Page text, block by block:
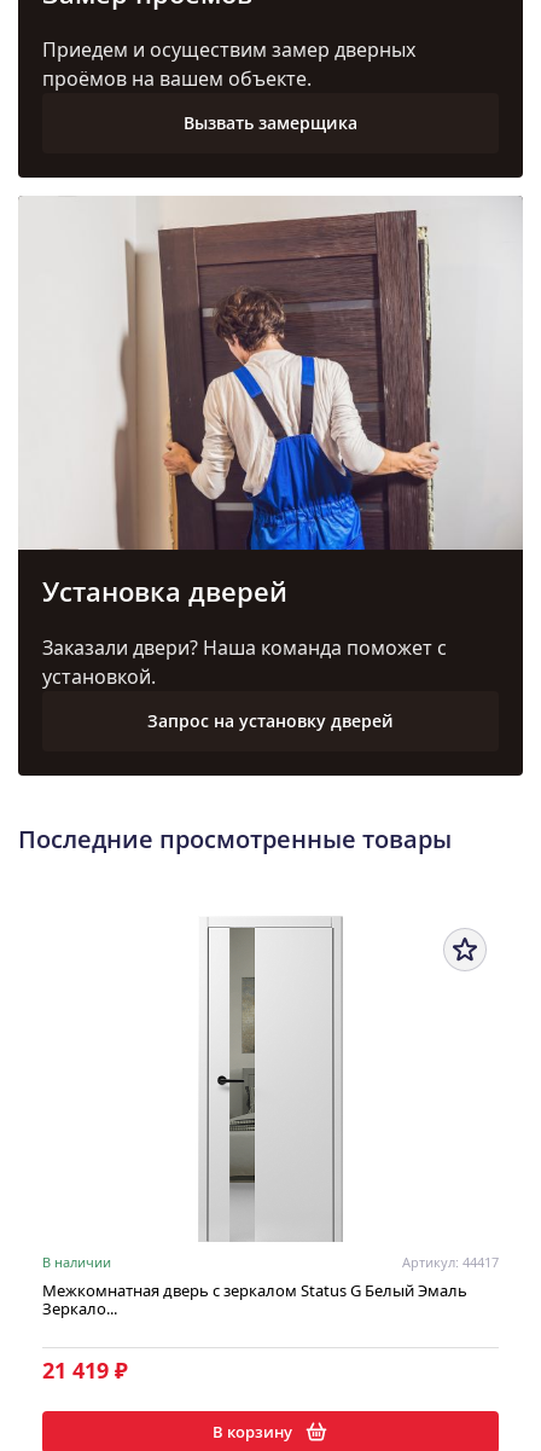
Приедем и осуществим замер дверных
проёмов на вашем объекте.
Вызвать замерщика
Установка дверей
Заказали двери? Наша команда поможет с
установкой.
Запрос на установку дверей
Последние просмотренные товары
В наличии Артикул: 44417
Межкомнатная дверь с зеркалом Status G Белый Эмаль
Зеркало...
21 419 ₽
В корзину